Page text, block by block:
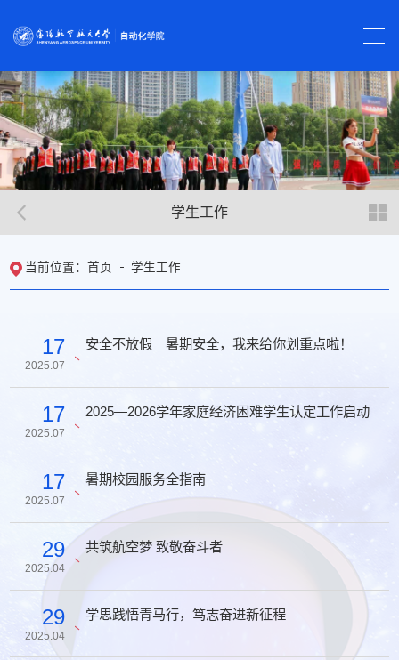
学生工作
当前位置：首页 学生工作
17
2025.07
安全不放假｜暑期安全，我来给你划重点啦！
17
2025.07
2025—2026学年家庭经济困难学生认定工作启动
17
2025.07
暑期校园服务全指南
29
2025.04
共筑航空梦 致敬奋斗者
29
2025.04
学思践悟青马行，笃志奋进新征程